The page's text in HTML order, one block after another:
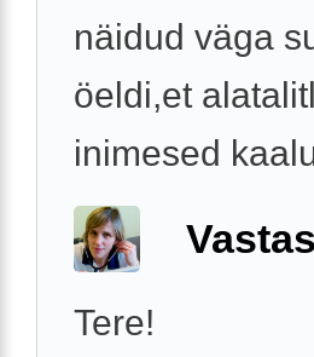
näidud väga
öeldi,et
inimesed
Tere!